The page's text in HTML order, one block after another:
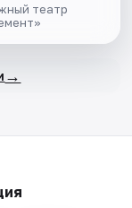
театр
→